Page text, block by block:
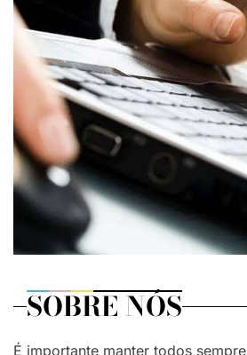
SOBRE NÓS
É importante manter todos